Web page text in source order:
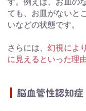
す。例えば、お皿の
ても、お皿がないと
いなどの状態です。
さらには、幻視によ
に見えるといった理
脳血管性認知症